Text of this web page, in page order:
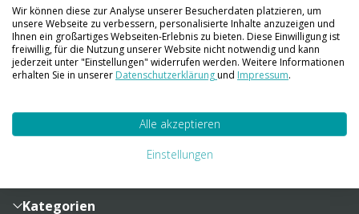
Über 40.000 Artikel auf
Lager
Sendungsverfolgung
Zahlung und Versand
Lieferinformationen
Kategorien
Wir können diese zur Analyse unserer Besucherdaten platzieren, um
unsere Webseite zu verbessern, personalisierte Inhalte anzuzeigen und
Ihnen ein großartiges Webseiten-Erlebnis zu bieten. Diese Einwilligung ist
freiwillig, für die Nutzung unserer Website nicht notwendig und kann
jederzeit unter "Einstellungen" widerrufen werden. Weitere Informationen
erhalten Sie in unserer Datenschutzerklärungund Impressum.
Alle akzeptieren
Einstellungen